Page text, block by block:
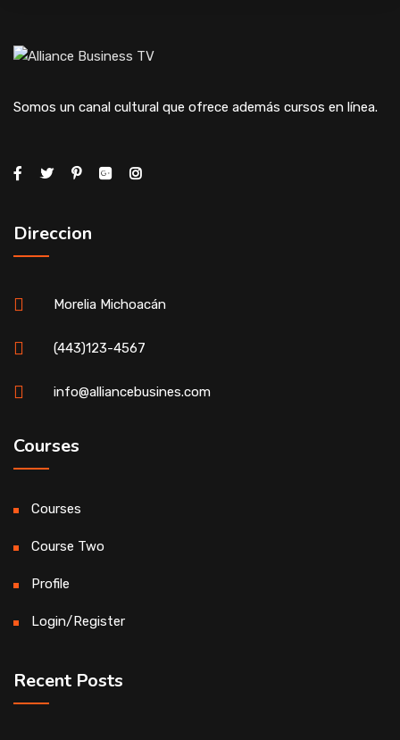
Somos un canal cultural que ofrece además cursos en línea.
Direccion
Morelia Michoacán
(443)123-4567
info@alliancebusines.com
Courses
Courses
Course Two
Profile
Login/Register
Recent Posts